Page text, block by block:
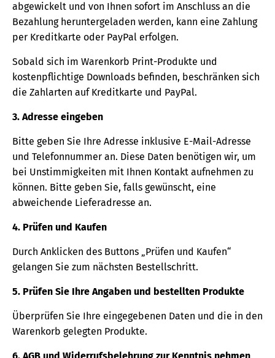
abgewickelt und von Ihnen sofort im Anschluss an die
Bezahlung heruntergeladen werden, kann eine Zahlung
per Kreditkarte oder PayPal erfolgen.
Sobald sich im Warenkorb Print-Produkte und
kostenpflichtige Downloads befinden, beschränken sich
die Zahlarten auf Kreditkarte und PayPal.
3. Adresse eingeben
Bitte geben Sie Ihre Adresse inklusive E-Mail-Adresse
und Telefonnummer an. Diese Daten benötigen wir, um
bei Unstimmigkeiten mit Ihnen Kontakt aufnehmen zu
können. Bitte geben Sie, falls gewünscht, eine
abweichende Lieferadresse an.
4. Prüfen und Kaufen
Durch Anklicken des Buttons „Prüfen und Kaufen“
gelangen Sie zum nächsten Bestellschritt.
5. Prüfen Sie Ihre Angaben und bestellten Produkte
Überprüfen Sie Ihre eingegebenen Daten und die in den
Warenkorb gelegten Produkte.